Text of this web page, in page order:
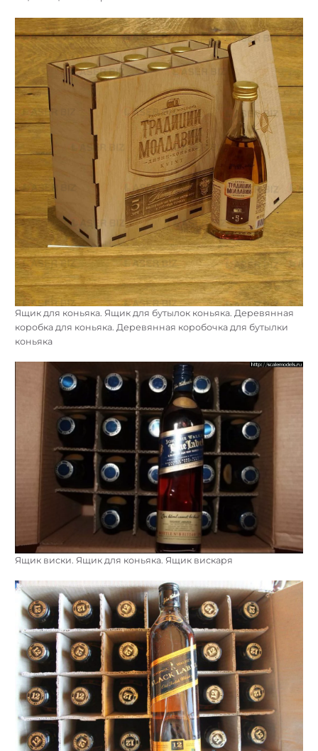
Ящик для коньяка. Ящик для бутылок коньяка. Деревянная
коробка для коньяка. Деревянная коробочка для бутылки
коньяка
Ящик виски. Ящик для коньяка. Ящик вискаря